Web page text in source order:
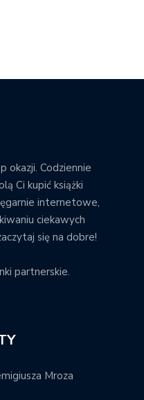
okazji. Codziennie
Ci kupić książki
internetowe,
ciekawych
się na dobre!
partnerskie.
Mroza